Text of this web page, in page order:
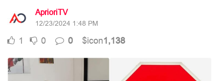
AprioriTV
12/23/2024 1:48 PM
1 0 0 $icon1,138